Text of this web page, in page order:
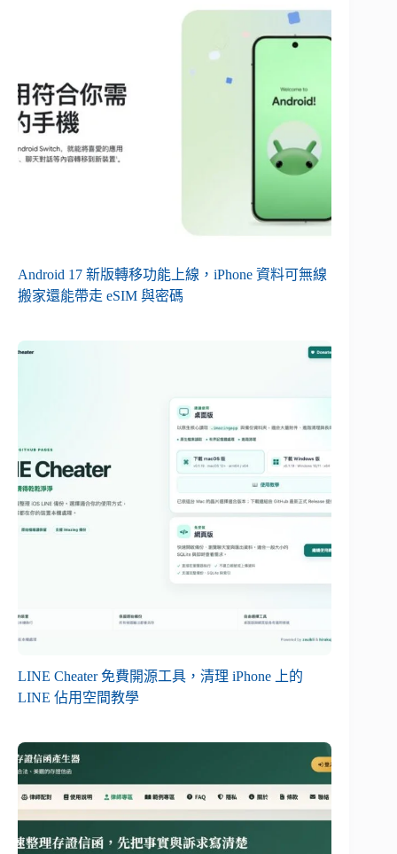
Android 17 新版轉移功能上線，iPhone 資料可無線
搬家還能帶走 eSIM 與密碼
LINE Cheater 免費開源工具，清理 iPhone 上的
LINE 佔用空間教學